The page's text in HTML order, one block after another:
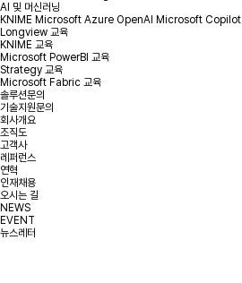
AI 및 머신러닝
KNIME Microsoft Azure OpenAI Microsoft Copilot
Longview 교육
KNIME 교육
Microsoft PowerBI 교육
Strategy 교육
Microsoft Fabric 교육
솔루션문의
기술지원문의
회사개요
조직도
고객사
레퍼런스
연혁
인재채용
오시는 길
NEWS
EVENT
뉴스레터